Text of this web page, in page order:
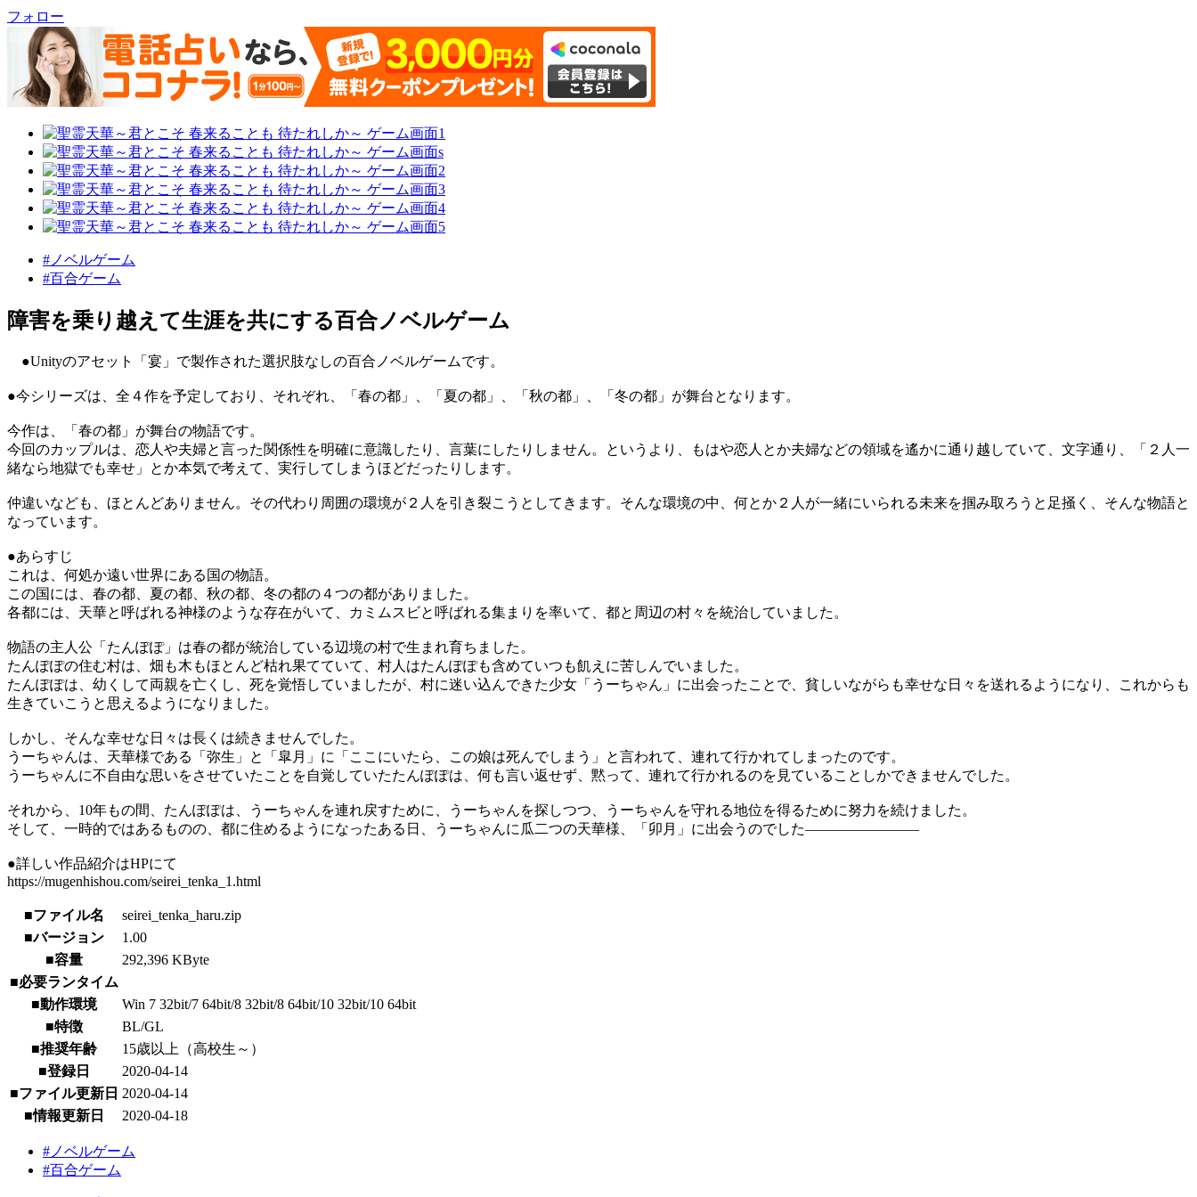
フォロー
#ノベルゲーム
#百合ゲーム
障害を乗り越えて生涯を共にする百合ノベルゲーム
●Unityのアセット「宴」で製作された選択肢なしの百合ノベルゲームです。
●今シリーズは、全４作を予定しており、それぞれ、「春の都」、「夏の都」、「秋の都」、「冬の都」が舞台となります。
今作は、「春の都」が舞台の物語です。
今回のカップルは、恋人や夫婦と言った関係性を明確に意識したり、言葉にしたりしません。というより、もはや恋人とか夫婦などの領域を遙かに通り越していて、文字通り、「２人一
緒なら地獄でも幸せ」とか本気で考えて、実行してしまうほどだったりします。
仲違いなども、ほとんどありません。その代わり周囲の環境が２人を引き裂こうとしてきます。そんな環境の中、何とか２人が一緒にいられる未来を掴み取ろうと足掻く、そんな物語と
なっています。
●あらすじ
これは、何処か遠い世界にある国の物語。
この国には、春の都、夏の都、秋の都、冬の都の４つの都がありました。
各都には、天華と呼ばれる神様のような存在がいて、カミムスビと呼ばれる集まりを率いて、都と周辺の村々を統治していました。
物語の主人公「たんぽぽ」は春の都が統治している辺境の村で生まれ育ちました。
たんぽぽの住む村は、畑も木もほとんど枯れ果てていて、村人はたんぽぽも含めていつも飢えに苦しんでいました。
たんぽぽは、幼くして両親を亡くし、死を覚悟していましたが、村に迷い込んできた少女「うーちゃん」に出会ったことで、貧しいながらも幸せな日々を送れるようになり、これからも
生きていこうと思えるようになりました。
しかし、そんな幸せな日々は長くは続きませんでした。
うーちゃんは、天華様である「弥生」と「皐月」に「ここにいたら、この娘は死んでしまう」と言われて、連れて行かれてしまったのです。
うーちゃんに不自由な思いをさせていたことを自覚していたたんぽぽは、何も言い返せず、黙って、連れて行かれるのを見ていることしかできませんでした。
それから、10年もの間、たんぽぽは、うーちゃんを連れ戻すために、うーちゃんを探しつつ、うーちゃんを守れる地位を得るために努力を続けました。
そして、一時的ではあるものの、都に住めるようになったある日、うーちゃんに瓜二つの天華様、「卯月」に出会うのでした――――――――
●詳しい作品紹介はHPにて
https://mugenhishou.com/seirei_tenka_1.html
■ファイル名
seirei_tenka_haru.zip
■バージョン
1.00
■容量
292,396 KByte
■必要ランタイム
■動作環境
Win 7 32bit/7 64bit/8 32bit/8 64bit/10 32bit/10 64bit
■特徴
BL/GL
■推奨年齢
15歳以上（高校生～）
■登録日
2020-04-14
■ファイル更新日 2020-04-14
■情報更新日
2020-04-18
#ノベルゲーム
#百合ゲーム